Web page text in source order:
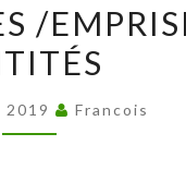
POSSESSIVES
/EMPRISE
/
/
2019 Francois